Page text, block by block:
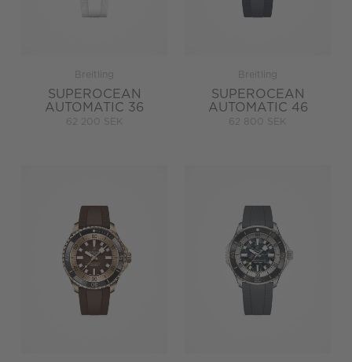
Breitling
SUPEROCEAN
AUTOMATIC 36
62 200 SEK
Breitling
SUPEROCEAN
AUTOMATIC 46
62 800 SEK